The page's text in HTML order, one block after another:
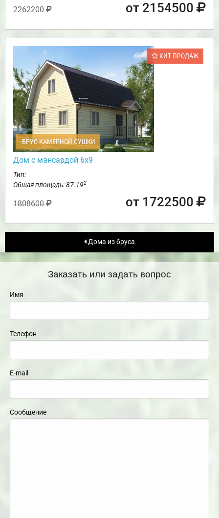
2262200 от 2154500
ХИТ ПРОДАЖ
БРУС КАМЕРНОЙ СУШКИ
Дом с мансардой 6х9
Тип:
Общая площадь: 87.192
1808600 от 1722500
Дома из бруса
Заказать или задать вопрос
Имя
Телефон
E-mail
Сообщение